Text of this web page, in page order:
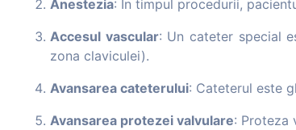
Anestezia: În timpul procedurii,
Accesul vascular: Un cateter special
zona claviculei).
Avansarea cateterului: Cateterul este
Avansarea protezei valvulare: Proteza